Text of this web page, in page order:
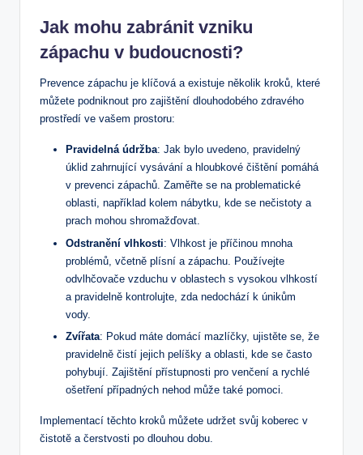
Jak mohu zabránit vzniku
zápachu v budoucnosti?
Prevence zápachu je klíčová a existuje několik kroků, které
můžete podniknout pro zajištění dlouhodobého zdravého
prostředí ve vašem prostoru:
Pravidelná údržba: Jak bylo uvedeno, pravidelný
úklid zahrnující vysávání a hloubkové čištění pomáhá
v prevenci zápachů. Zaměřte se na problematické
oblasti, například kolem nábytku, kde se nečistoty a
prach mohou shromažďovat.
Odstranění vlhkosti: Vlhkost je příčinou mnoha
problémů, včetně plísní a zápachu. Používejte
odvlhčovače vzduchu v oblastech s vysokou vlhkostí
a pravidelně kontrolujte, zda nedochází k únikům
vody.
Zvířata: Pokud máte domácí mazlíčky, ujistěte se, že
pravidelně čistí jejich pelíšky a oblasti, kde se často
pohybují. Zajištění přístupnosti pro venčení a rychlé
ošetření případných nehod může také pomoci.
Implementací těchto kroků můžete udržet svůj koberec v
čistotě a čerstvosti po dlouhou dobu.